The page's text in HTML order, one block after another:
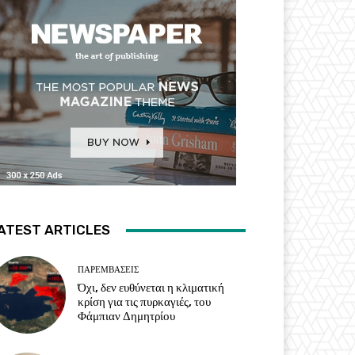
ARTICLES
ΠΑΡΕΜΒΑΣΕΙΣ
Όχι, δεν ευθύνεται η κλιματική
κρίση για τις πυρκαγιές, του
Φάμπιαν Δημητρίου